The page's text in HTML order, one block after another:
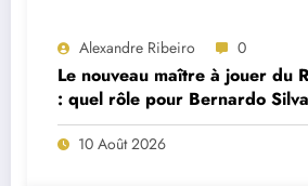
Alexandre Ribeiro 0
Le nouveau maître à jouer du
: quel rôle pour Bernardo
ordres de José Mourinho ?
10 Août 2026